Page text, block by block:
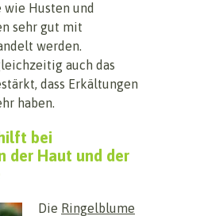
Husten und
sehr gut mit
werden.
auch das
dass Erkältungen
haben.
bei
der Haut und der
Die Ringelblume